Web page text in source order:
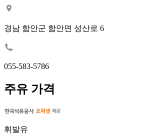
경남 함안군 함안면 성산로 6
055-583-5786
주유 가격
휘발유